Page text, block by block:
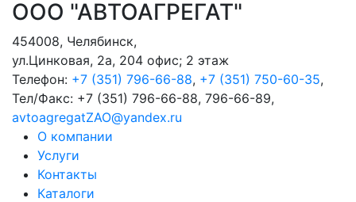
ООО "АВТОАГРЕГАТ"
454008, Челябинск,
ул.Цинковая, 2а, 204 офис; 2 этаж
Телефон: +7 (351) 796-66-88, +7 (351) 750-60-35,
Тел/Факс: +7 (351) 796-66-88, 796-66-89,
avtoagregatZAO@yandex.ru
О компании
Услуги
Контакты
Каталоги